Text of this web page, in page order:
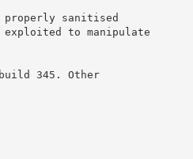
properly sanitised
exploited to manipulate
345. Other